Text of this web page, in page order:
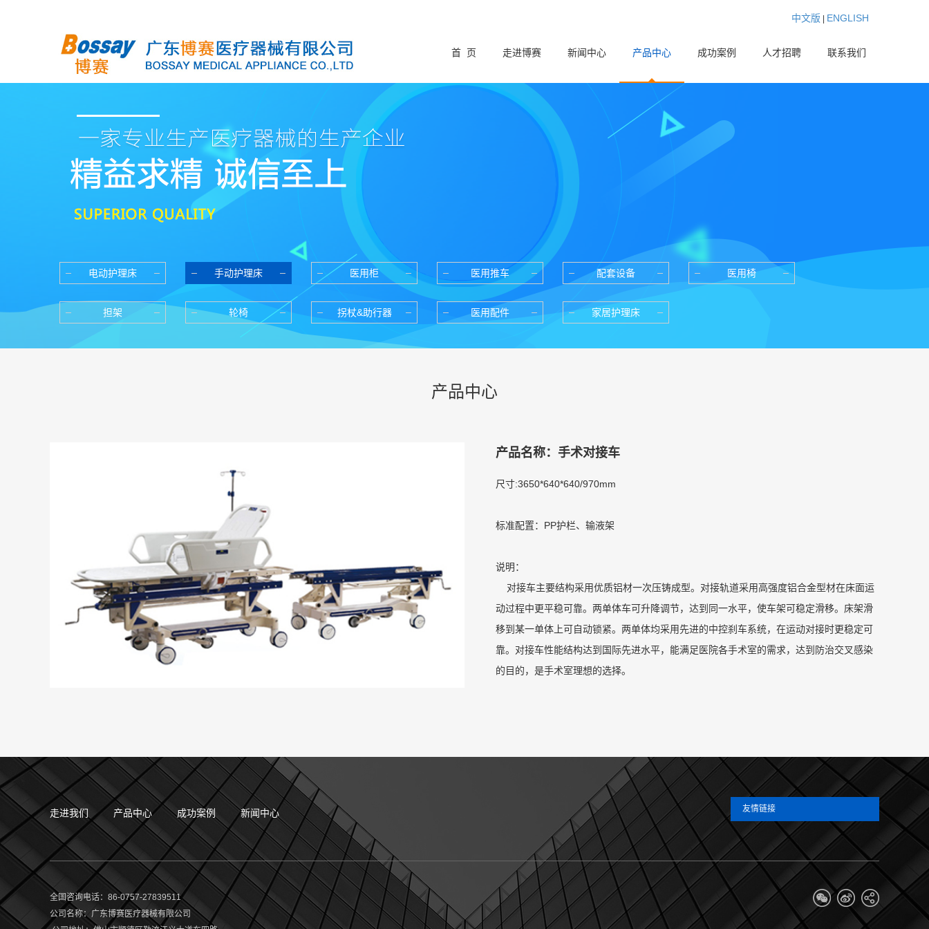
中文版 ENGLISH
首 页 走进博赛 新闻中心 产品中心 成功案例 人才招聘 联系我们
电动护理床 手动护理床 医用柜 医用推车 配套设备 医用椅
担架 轮椅 拐杖&助行器 医用配件 家居护理床
产品中心
产品名称：手术对接车
尺寸:3650*640*640/970mm
标准配置：PP护栏、输液架
说明：
对接车主要结构采用优质铝材一次压铸成型。对接轨道采用高强度铝合金型材在床面运
动过程中更平稳可靠。两单体车可升降调节，达到同一水平，使车架可稳定滑移。床架滑
移到某一单体上可自动锁紧。两单体均采用先进的中控刹车系统，在运动对接时更稳定可
靠。对接车性能结构达到国际先进水平，能满足医院各手术室的需求，达到防治交叉感染
的目的，是手术室理想的选择。
走进我们 产品中心 成功案例 新闻中心 友情链接
全国咨询电话：86-0757-27839511
公司名称： 广东博赛医疗器械有限公司